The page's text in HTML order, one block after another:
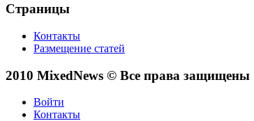
Страницы
Контакты
Размещение статей
2010 MixedNews © Все права защищены
Войти
Контакты